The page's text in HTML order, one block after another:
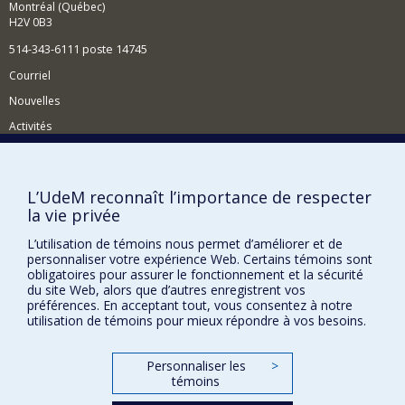
Montréal (Québec)
H2V 0B3
514-343-6111 poste 14745
Courriel
Nouvelles
Activités
BESOIN D'AIDE?
Plan du site
Signaler une erreur
Accessibilité
FACULTÉ DES ARTS ET DES SCIENCES
Nos centres d'études
L’UdeM reconnaît l’importance de respecter
la vie privée
L’utilisation de témoins nous permet d’améliorer et de
personnaliser votre expérience Web. Certains témoins sont
obligatoires pour assurer le fonctionnement et la sécurité
du site Web, alors que d’autres enregistrent vos
préférences. En acceptant tout, vous consentez à notre
utilisation de témoins pour mieux répondre à vos besoins.
Personnaliser les
témoins
>